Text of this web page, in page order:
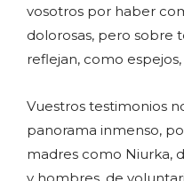
vosotros por haber
dolorosas, pero sobre
reflejan, como
Vuestros testimonios
panorama inmenso,
madres como Niurka,